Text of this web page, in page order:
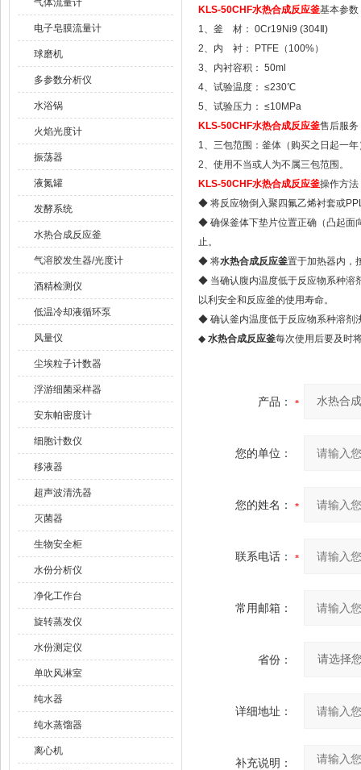
气体流量计
电子皂膜流量计
球磨机
多参数分析仪
水浴锅
火焰光度计
振荡器
液氮罐
发酵系统
水热合成反应釜
气溶胶发生器/光度计
酒精检测仪
低温冷却液循环泵
风量仪
尘埃粒子计数器
浮游细菌采样器
安东帕密度计
细胞计数仪
移液器
超声波清洗器
灭菌器
生物安全柜
水份分析仪
净化工作台
旋转蒸发仪
水份测定仪
单吹风淋室
纯水器
纯水蒸馏器
离心机
KLS-50CHF水热合成反应釜基本参数
1、釜 材： 0Cr19Ni9 (304Ⅱ)
2、内 衬： PTFE（100%）
3、内衬容积： 50ml
4、试验温度： ≤230℃
5、试验压力： ≤10MPa
KLS-50CHF水热合成反应釜售后服务
1、三包范围：釜体（购买之日起一
2、使用不当或人为不属三包范围。
KLS-50CHF水热合成反应釜操作方法
◆ 将反应物倒入聚四氟乙烯衬套或
◆ 确保釜体下垫片位置正确（凸起面
止。
◆ 将水热合成反应釜置于加热器内，
◆ 当确认腹内温度低于反应物系种溶
以利安全和反应釜的使用寿命。
◆ 确认釜内温度低于反应物系种溶剂
◆ 水热合成反应釜每次使用后要及时
产品：
您的单位：
您的姓名：
联系电话：
常用邮箱：
省份：
详细地址：
补充说明：